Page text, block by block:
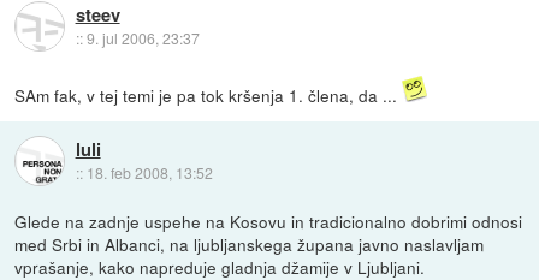
steev
::9. jul 2006, 23:37
SAm fak, v tej temi je pa tok kršenja 1. člena, da ...
luli
:: 18. feb 2008, 13:52
Glede na zadnje uspehe na Kosovu in tradicionalno dobrimi odnosi
med Srbi in Albanci, na ljubljanskega župana javno naslavljam
vprašanje, kako napreduje gladnja džamije v Ljubljani.